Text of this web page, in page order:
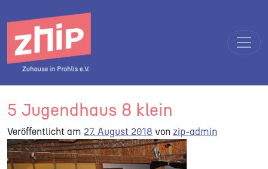
Hauptnavigation
5 Jugendhaus 8 klein
Veröffentlicht am 27. August 2018 von zip-admin